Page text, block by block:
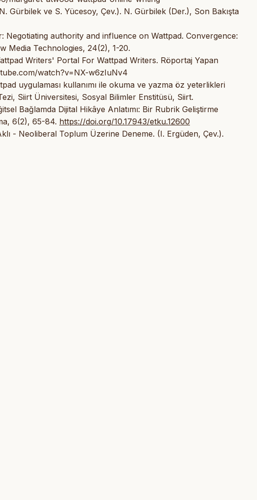
Gürbilek ve S. Yücesoy, Çev.). N. Gürbilek (Der.), Son Bakışta
authority and influence on Wattpad. Convergence:
Media Technologies, 24(2), 1-20.
Writers' Portal For Wattpad Writers. Röportaj Yapan
watch?v=NX-w6zIuNv4
uygulaması kullanımı ile okuma ve yazma öz yeterlikleri
Siirt Üniversitesi, Sosyal Bilimler Enstitüsü, Siirt.
Bağlamda Dijital Hikâye Anlatımı: Bir Rubrik Geliştirme
6(2), 65-84. https://doi.org/10.17943/etku.12600
- Neoliberal Toplum Üzerine Deneme. (I. Ergüden, Çev.).